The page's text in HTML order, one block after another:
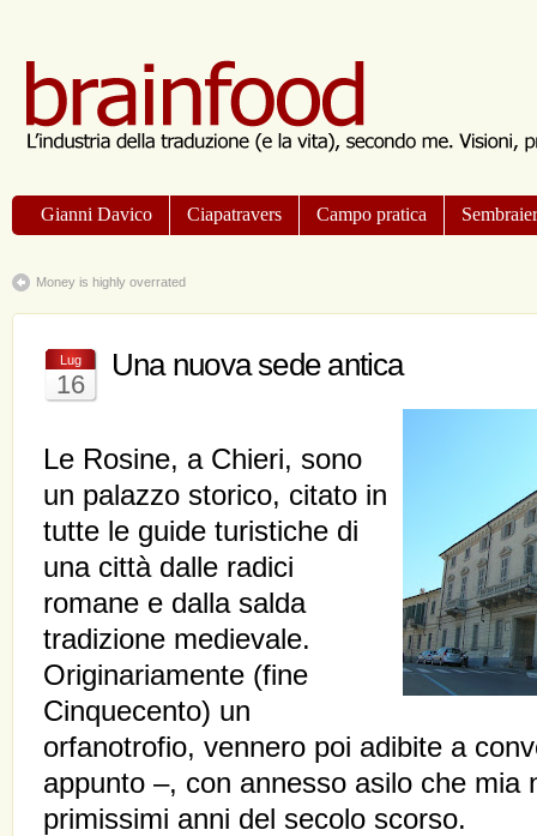
Gianni Davico Ciapatravers Campo pratica
Money is highly overrated
Lug
16
Una nuova sede antica
Le Rosine, a Chieri, sono
un palazzo storico, citato in
tutte le guide turistiche di
una città dalle radici
romane e dalla salda
tradizione medievale.
Originariamente (fine
Cinquecento) un
orfanotrofio, vennero poi adibite a
appunto –, con annesso asilo che mia
primissimi anni del secolo scorso.